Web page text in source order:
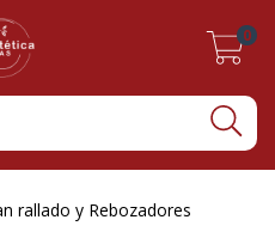
0
rallado y Rebozadores